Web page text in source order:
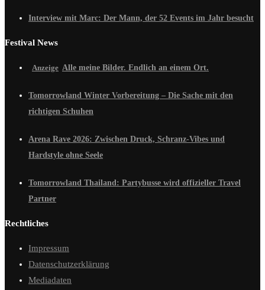
Interview mit Marc: Der Mann, der 52 Events im Jahr besucht
Festival News
Alle meine Bilder. Endlich an einem Ort.
Tomorrowland Winter Vorbereitung – Die Sache mit den
richtigen Schuhen
Arena Rave 2026: Zwischen Druck, Schranz-Vibes und
Hardstyle ohne Seele
Tomorrowland Thailand: Partybusse wird offizieller Travel
Partner
Rechtliches
Impressum
Datenschutzerklärung
Mediadaten